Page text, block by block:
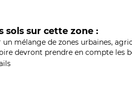
sols sur cette zone :
mélange de zones urbaines,
devront prendre en compte les